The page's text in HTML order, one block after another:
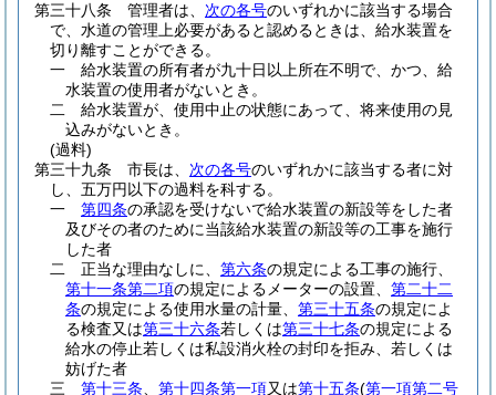
第三十八条
管理者は、 次の各号のいずれかに該当する場合
で、水道の管理上必要があると認めるときは、給水装置を
切り離すことができる。
一
給水装置の所有者が九十日以上所在不明で、かつ、給
水装置の使用者がないとき。
二
給水装置が、使用中止の状態にあって、将来使用の見
込みがないとき。
(過料)
第三十九条
市長は、 次の各号のいずれかに該当する者に対
し、五万円以下の過料を科する。
一
第四条の承認を受けないで給水装置の新設等をした者
及びその者のために当該給水装置の新設等の工事を施行
した者
二
正当な理由なしに、 第六条の規定による工事の施行、
第十一条第二項の規定によるメーターの設置、 第二十二
条の規定による使用水量の計量、 第三十五条の規定によ
る検査又は第三十六条若しくは第三十七条の規定による
給水の停止若しくは私設消火栓の封印を拒み、若しくは
妨げた者
三
第十三条 第十四条第一項又は第十五条(第一項第二号